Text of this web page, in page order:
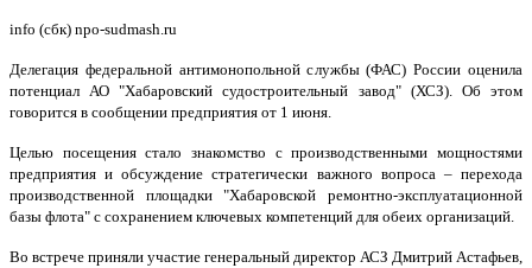
info (сбк) npo-sudmash.ru
Делегация федеральной антимонопольной службы (ФАС) России оценила
потенциал АО "Хабаровский судостроительный завод" (ХСЗ). Об этом
говорится в сообщении предприятия от 1 июня.
Целью посещения стало знакомство с производственными мощностями
предприятия и обсуждение стратегически важного вопроса – перехода
производственной площадки "Хабаровской ремонтно-эксплуатационной
базы флота" с сохранением ключевых компетенций для обеих организаций.
Во встрече приняли участие генеральный директор АСЗ Дмитрий Астафьев,